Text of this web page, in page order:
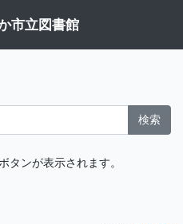
市立図書館
検索
タンが表示されます。